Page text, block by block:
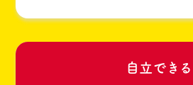
自立できる